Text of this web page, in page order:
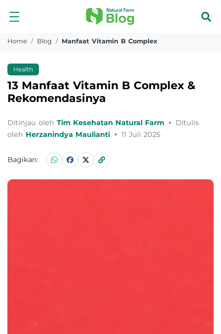
Home Blog Manfaat Vitamin B Complex
Health
13 Manfaat Vitamin B Complex &
Rekomendasinya
Ditinjau oleh Tim Kesehatan Natural Farm • Ditulis
oleh Herzanindya Maulianti • 11 Juli 2025
Bagikan: